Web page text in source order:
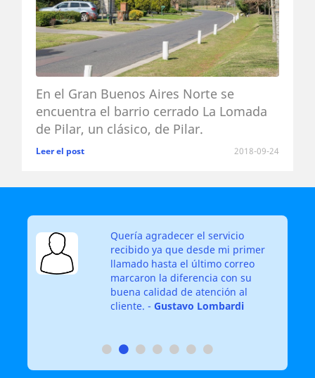
En el Gran Buenos Aires Norte se
encuentra el barrio cerrado La Lomada
de Pilar, un clásico, de Pilar.
Leer el post 2018-09-24
Quería agradecer el servicio
recibido ya que desde mi primer
llamado hasta el último correo
marcaron la diferencia con su
buena calidad de atención al
cliente. - Gustavo Lombardi